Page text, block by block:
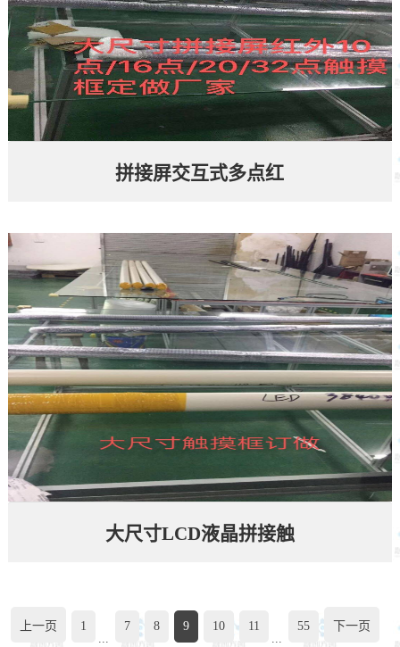
拼接屏交互式多点红
大尺寸LCD液晶拼接触
上一页
1
7 8 9 10
11
55 下一页